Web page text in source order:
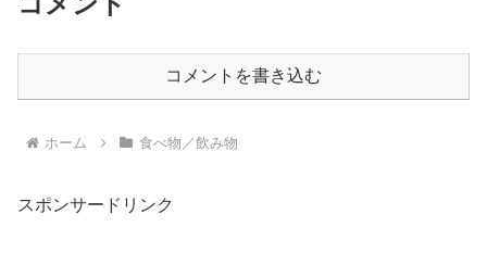
コメントを書き込む
ホーム 食べ物／飲み物
スポンサードリンク